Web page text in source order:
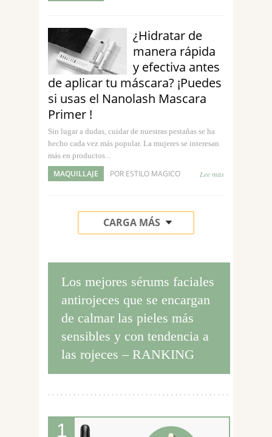
¿Hidratar de
manera rápida
y efectiva antes
de aplicar tu máscara? ¡Puedes
si usas el Nanolash Mascara
Primer !
Sin lugar a dudas, cuidar de nuestras pestañas se ha
hecho cada vez más popular. La mujeres se interesan
más en productos...
MAQUILLAJE POR ESTILO MAGICO Lee mas
CARGA MÁS
Los mejores sérums faciales
antirojeces que se encargan
de calmar las pieles más
sensibles y con tendencia a
las rojeces – RANKING